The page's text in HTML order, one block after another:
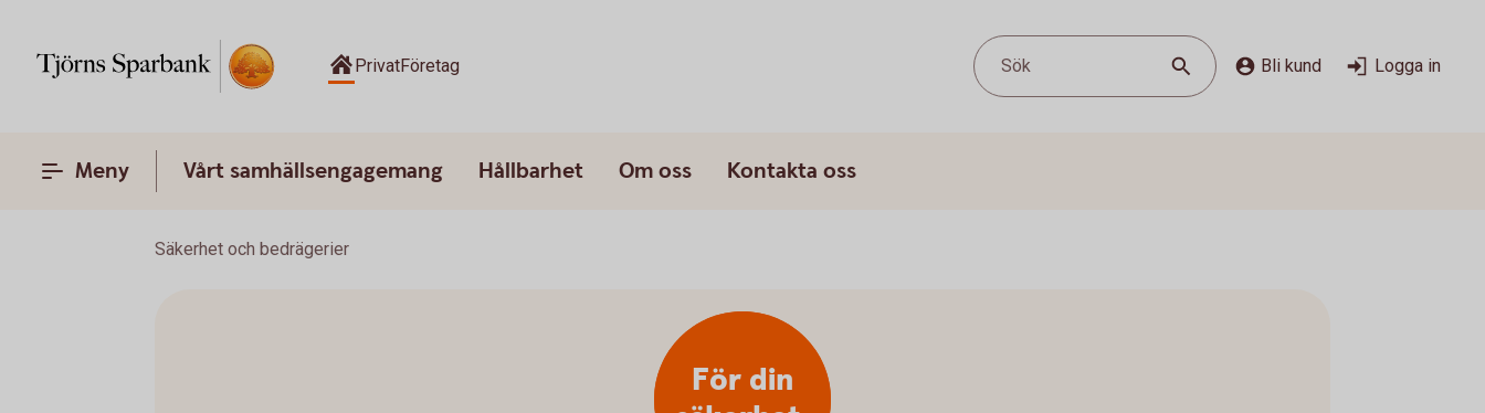
PrivatFöretag Sök Bli kund Logga in
Meny Vårt samhällsengagemang Hållbarhet Om oss Kontakta oss
Säkerhet och bedrägerier
För din